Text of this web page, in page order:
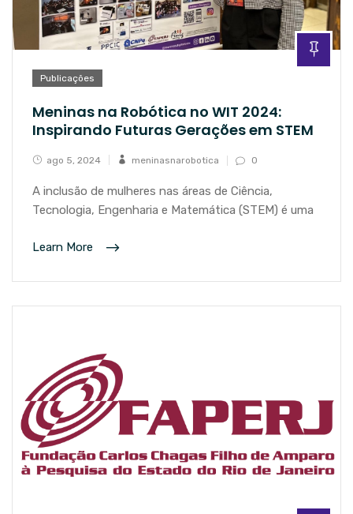
Publicações
Meninas na Robótica no WIT 2024:
Inspirando Futuras Gerações em STEM
ago 5, 2024 meninasnarobotica 0
A inclusão de mulheres nas áreas de Ciência,
Tecnologia, Engenharia e Matemática (STEM) é uma
Learn More